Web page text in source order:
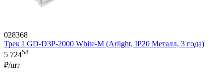
028368
Трек LGD-D3P-2000 White-M (Arlight, IP20 Металл, 3 года)
5 72458
₽/шт